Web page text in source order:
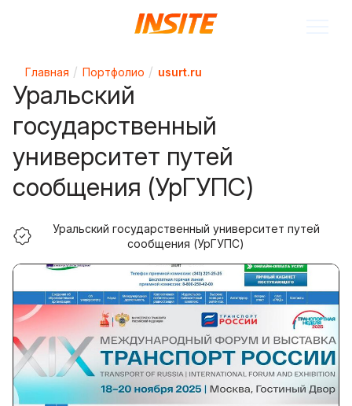
Главная Портфолио usurt.ru
Уральский
государственный
университет путей
сообщения (УрГУПС)
Уральский государственный университет путей
сообщения (УрГУПС)